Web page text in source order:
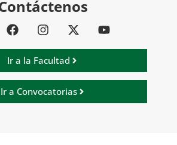
Ir a la Facultad
Ir a Convocatorias